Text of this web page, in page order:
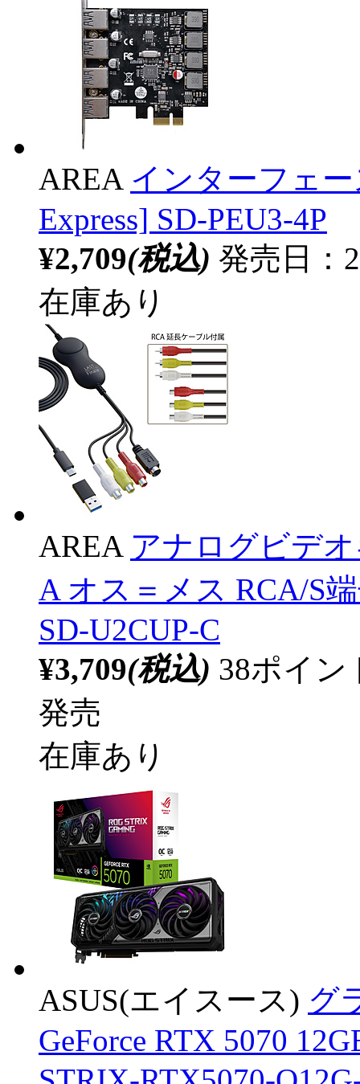
AREA インターフェ
Express] SD-PEU3-4P
¥2,709(税込) 発売日：
在庫あり
AREA アナログビデ
A オス＝メス RCA/S
SD-U2CUP-C
¥3,709(税込) 38ポイ
発売
在庫あり
ASUS(エイスース) グ
GeForce RTX 5070